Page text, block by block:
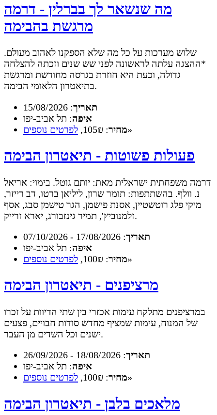
מה שנשאר לך בברלין - דרמה
מרגשת בהבימה
שלוש מערכות על כל מה שלא הספקנו לאהוב מעולם.
*ההצגה עלתה לראשונה לפני שש שנים וזכתה להצלחה
גדולה, וכעת היא חוזרת בגרסה מחודשת ומרגשת
בתיאטרון הלאומי הבימה.
תאריך: 15/08/2026
איפה: תל אביב-יפו
מחיר: 105₪, לפרטים נוספים »
פעולות פשוטות - תיאטרון הבימה
דרמה משפחתית ישראלית מאת: יותם גוטל. בימוי: אריאל
נ. וולף. בהשתתפות: תומר שרון, ליליאן ברטו, דב רייזר,
מיקי פלג רוטשטיין, אסנת פישמן, הגר טישמן סבג, אסף
זלמנוביץ', תמיר גינזבורג, יארא זרייק.
תאריך: 17/08/2026 - 07/10/2026
איפה: תל אביב-יפו
מחיר: 100₪, לפרטים נוספים »
מרציפנים - תיאטרון הבימה
במרציפנים מתלקח עימות אכזרי בין שתי הדיוות על זכרו
של המנוח, עימות שמציף מחדש סודות חבויים, פצעים
ישנים וכל השדים מן העבר.
תאריך: 18/08/2026 - 26/09/2026
איפה: תל אביב-יפו
מחיר: 100₪, לפרטים נוספים »
מלאכים בלבן - תיאטרון הבימה